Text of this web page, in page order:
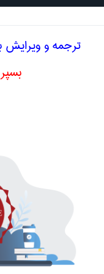
معادل انگلیسی
علوم اقتصادی
پیش بینی اقتصادی
ترجمه و ویرایش